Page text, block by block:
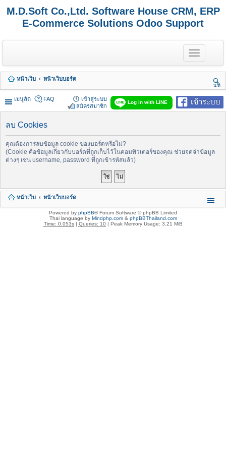
M.D.Soft Co.,Ltd. Software House CRM, ERP
E-Commerce Solutions Odoo Support
T
o
g
e
n
a
v
a
i
หน้าเว็บ
หน้าเว็บบอร์ด
นห
า
เมนูลัด
เข้าระบบ
Log in with LINE
FAQ
เข้าสู่ระบบ
สมัครสมาชิก
ลบ Cookies
คุณต้องการลบข้อมูล cookie ของบอร์ดหรือไม่?
(Cookie คือข้อมูลเกี่ยวกับบอร์ดที่ถูกเก็บไว้ในคอมพิวเตอร์ของคุณ ช่วยจดจำข้อมูล
ต่างๆ เช่น username, password ที่ถูกเข้ารหัสแล้ว)
หน้าเว็บ หน้าเว็บบอร์ด
Powered by phpBB® Forum Software © phpBB Limited
Thai language by Mindphp.com& phpBBThailand.com
Time: 0.053s| Queries: 10| Peak Memory Usage: 3.21 MiB